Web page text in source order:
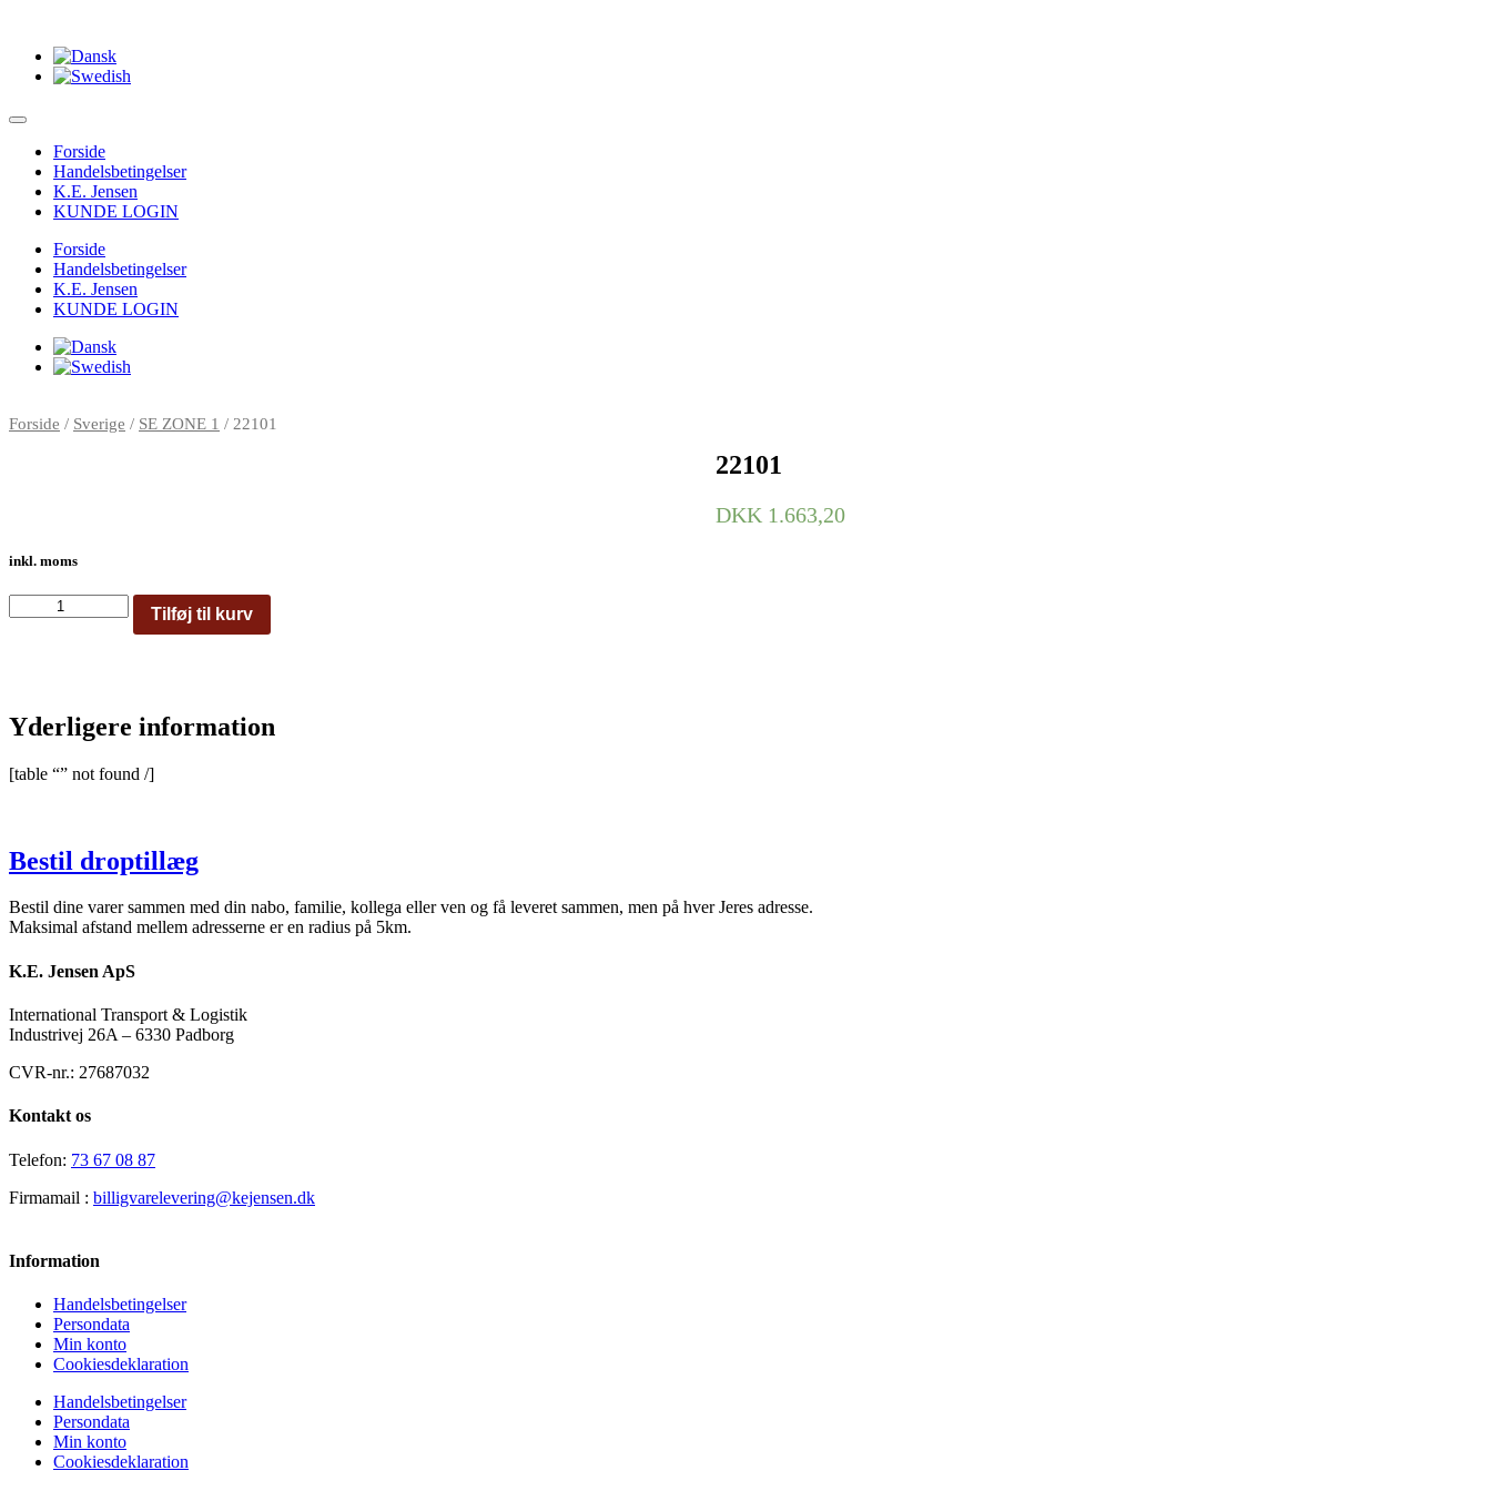
Forside
Handelsbetingelser
K.E. Jensen
KUNDE LOGIN
Forside
Handelsbetingelser
K.E. Jensen
KUNDE LOGIN
Forside / Sverige / SE ZONE 1 / 22101
22101
DKK 1.663,20
inkl. moms
antal
Tilføj til kurv
Yderligere information
[table “” not found /]
Bestil droptillæg
Bestil dine varer sammen med din nabo, familie, kollega eller ven og få leveret sammen, men på hver Jeres adresse.
Maksimal afstand mellem adresserne er en radius på 5km.
K.E. Jensen ApS
International Transport & Logistik
Industrivej 26A – 6330 Padborg
CVR-nr.: 27687032
Kontakt os
Telefon: 73 67 08 87
Firmamail : billigvarelevering@kejensen.dk
Information
Handelsbetingelser
Persondata
Min konto
Cookiesdeklaration
Handelsbetingelser
Persondata
Min konto
Cookiesdeklaration